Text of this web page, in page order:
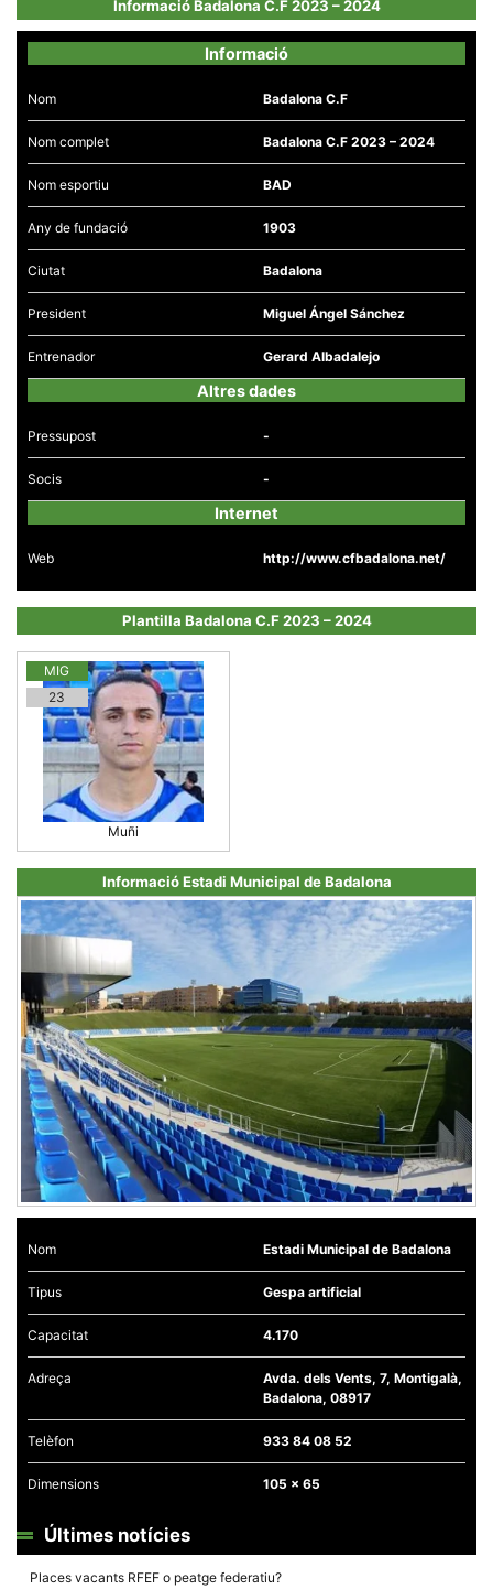
Informació Badalona C.F 2023 – 2024
Informació
Nom Badalona C.F
Nom complet Badalona C.F 2023 – 2024
Nom esportiu BAD
Any de fundació 1903
Ciutat Badalona
President Miguel Ángel Sánchez
Entrenador Gerard Albadalejo
Altres dades
Pressupost -
Socis -
Internet
Web http://www.cfbadalona.net/
Plantilla Badalona C.F 2023 – 2024
MIG
23
Muñi
Informació Estadi Municipal de Badalona
Nom Estadi Municipal de Badalona
Tipus Gespa artificial
Capacitat 4.170
Adreça
Avda. dels Vents, 7, Montigalà,
Badalona, 08917
Telèfon 933 84 08 52
Dimensions 105 x 65
Últimes notícies
Places vacants RFEF o peatge federatiu?
dades
estadístiques
de manera
anònima d'ús
per a millorar
estructura.
d'usuari
Alguns
components
emmagatzemen
dades en el seu
dispositiu que
permeten que el
lloc funcioni tan
bé com sigui
funcionalitats
En compartir
els teus
personalitzat.